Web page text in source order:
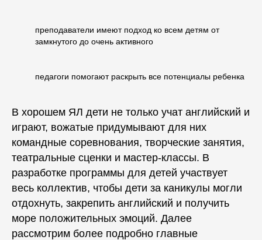
преподаватели имеют подход ко всем детям от
замкнутого до очень активного
педагоги помогают раскрыть все потенциалы ребенка
В хорошем ЯЛ дети не только учат английский и
играют, вожатые придумывают для них
командные соревнования, творческие занятия,
театральные сценки и мастер-классы. В
разработке программы для детей участвует
весь коллектив, чтобы дети за каникулы могли
отдохнуть, закрепить английский и получить
море положительных эмоций. Далее
рассмотрим более подробно главные